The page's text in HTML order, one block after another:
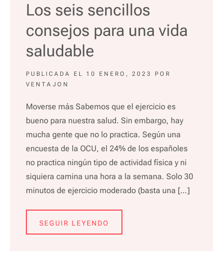
Los seis sencillos
consejos para una vida
saludable
PUBLICADA EL 10 ENERO, 2023
POR
VENTAJON
Moverse más Sabemos que el ejercicio es
bueno para nuestra salud. Sin embargo, hay
mucha gente que no lo practica. Según una
encuesta de la OCU, el 24% de los españoles
no practica ningún tipo de actividad física y ni
siquiera camina una hora a la semana. Solo 30
minutos de ejercicio moderado (basta una […]
SEGUIR LEYENDO